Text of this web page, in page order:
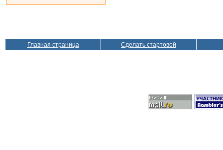
Главная страница Сделать стартовой